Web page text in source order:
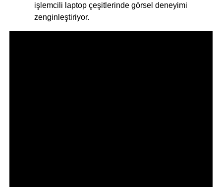
işlemcili laptop çeşitlerinde görsel deneyimi
zenginleştiriyor.